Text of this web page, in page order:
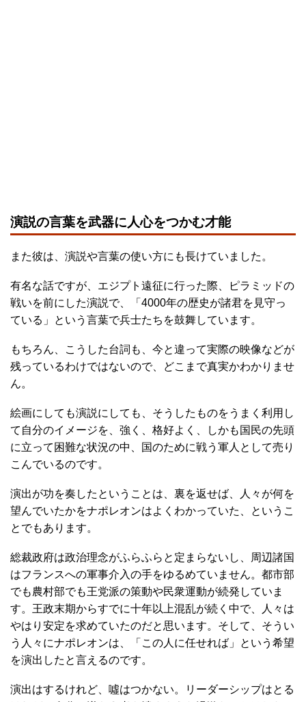
演説の言葉を武器に人心をつかむ才能
また彼は、演説や言葉の使い方にも長けていました。
有名な話ですが、エジプト遠征に行った際、ピラミッドの
戦いを前にした演説で、「4000年の歴史が諸君を見守っ
ている」という言葉で兵士たちを鼓舞しています。
もちろん、こうした台詞も、今と違って実際の映像などが
残っているわけではないので、どこまで真実かわかりませ
ん。
絵画にしても演説にしても、そうしたものをうまく利用し
て自分のイメージを、強く、格好よく、しかも国民の先頭
に立って困難な状況の中、国のために戦う軍人として売り
こんでいるのです。
演出が功を奏したということは、裏を返せば、人々が何を
望んでいたかをナポレオンはよくわかっていた、というこ
とでもあります。
総裁政府は政治理念がふらふらと定まらないし、周辺諸国
はフランスへの軍事介入の手をゆるめていません。都市部
でも農村部でも王党派の策動や民衆運動が続発していま
す。王政末期からすでに十年以上混乱が続く中で、人々は
やはり安定を求めていたのだと思います。そして、そうい
う人々にナポレオンは、「この人に任せれば」という希望
を演出したと言えるのです。
演出はするけれど、噓はつかない。リーダーシップはとる